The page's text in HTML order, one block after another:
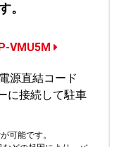
。
VMU5M
源直結コード
に接続して駐車
可能です。